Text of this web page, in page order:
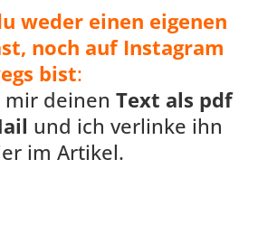
weder einen eigenen
noch auf Instagram
bist:
mir deinen Text als pdf
und ich verlinke ihn
im Artikel.